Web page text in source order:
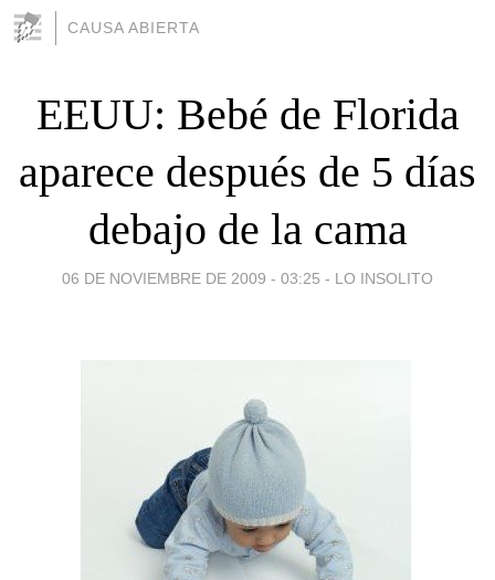
CAUSA ABIERTA
EEUU: Bebé de Florida
aparece después de 5 días
debajo de la cama
06 DE NOVIEMBRE DE 2009 - 03:25 - LO INSOLITO